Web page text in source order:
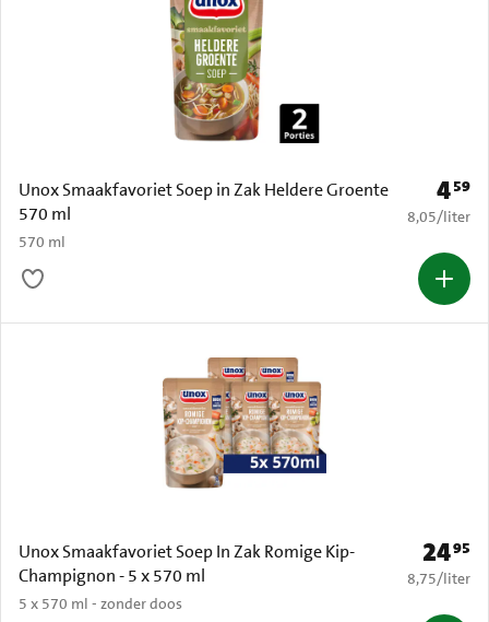
Unox Smaakfavoriet Soep in Zak Heldere Groente
570 ml
570 ml
Prijs:
459
€ 8,05 per
8,05/liter
Unox Smaakfavoriet Soep In Zak Romige Kip-
Champignon - 5 x 570 ml
5 x 570 ml - zonder doos
Prijs: €
2495
€ 8,75 per
8,75/liter